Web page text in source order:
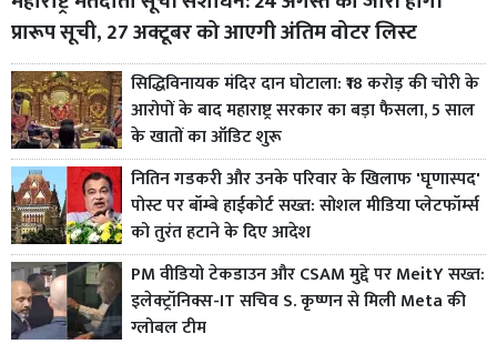
प्रारूप सूची, 27 अक्टूबर को आएगी अंतिम वोटर लिस्ट
सिद्धिविनायक मंदिर दान घोटाला: ₹18 करोड़ की चोरी के
आरोपों के बाद महाराष्ट्र सरकार का बड़ा फैसला, 5 साल
के खातों का ऑडिट शुरू
नितिन गडकरी और उनके परिवार के खिलाफ 'घृणास्पद'
पोस्ट पर बॉम्बे हाईकोर्ट सख्त: सोशल मीडिया प्लेटफॉर्म्स
को तुरंत हटाने के दिए आदेश
PM वीडियो टेकडाउन और CSAM मुद्दे पर MeitY सख्त:
इलेक्ट्रॉनिक्स-IT सचिव S. कृष्णन से मिली Meta की
ग्लोबल टीम